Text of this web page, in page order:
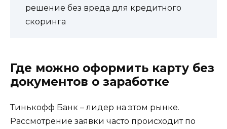
решение без вреда для кредитного
скоринга
Где можно оформить карту без
документов о заработке
Тинькофф Банк – лидер на этом рынке.
Рассмотрение заявки часто происходит по